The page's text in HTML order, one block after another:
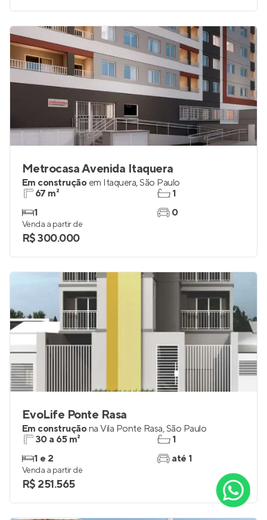
Metrocasa Avenida Itaquera
Em construção em Itaquera,São Paulo
67 m²
1
1
0
Venda a partir de
R$ 300.000
EvoLife Ponte Rasa
Em construçãona Vila Ponte Rasa,São Paulo
30 a 65 m²
1 e 2
1
até 1
Venda a partir de
R$ 251.565